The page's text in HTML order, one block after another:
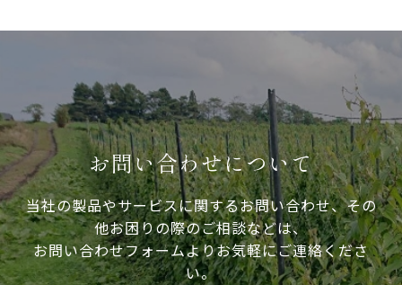
お問い合わせについて
当社の製品やサービスに関するお問い合わせ、その
他お困りの際のご相談などは、
お問い合わせフォームよりお気軽にご連絡くださ
い。